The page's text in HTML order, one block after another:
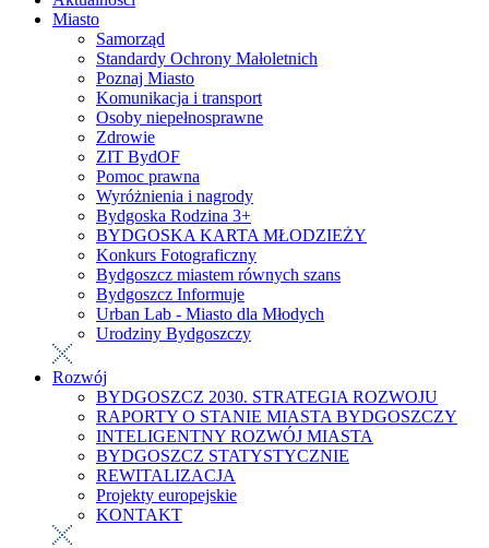
Miasto
Samorząd
Standardy Ochrony Małoletnich
Poznaj Miasto
Komunikacja i transport
Osoby niepełnosprawne
Zdrowie
ZIT BydOF
Pomoc prawna
Wyróżnienia i nagrody
Bydgoska Rodzina 3+
BYDGOSKA KARTA MŁODZIEŻY
Konkurs Fotograficzny
Bydgoszcz miastem równych szans
Bydgoszcz Informuje
Urban Lab - Miasto dla Młodych
Urodziny Bydgoszczy
Rozwój
BYDGOSZCZ 2030. STRATEGIA ROZWOJU
RAPORTY O STANIE MIASTA BYDGOSZCZY
INTELIGENTNY ROZWÓJ MIASTA
BYDGOSZCZ STATYSTYCZNIE
REWITALIZACJA
Projekty europejskie
KONTAKT